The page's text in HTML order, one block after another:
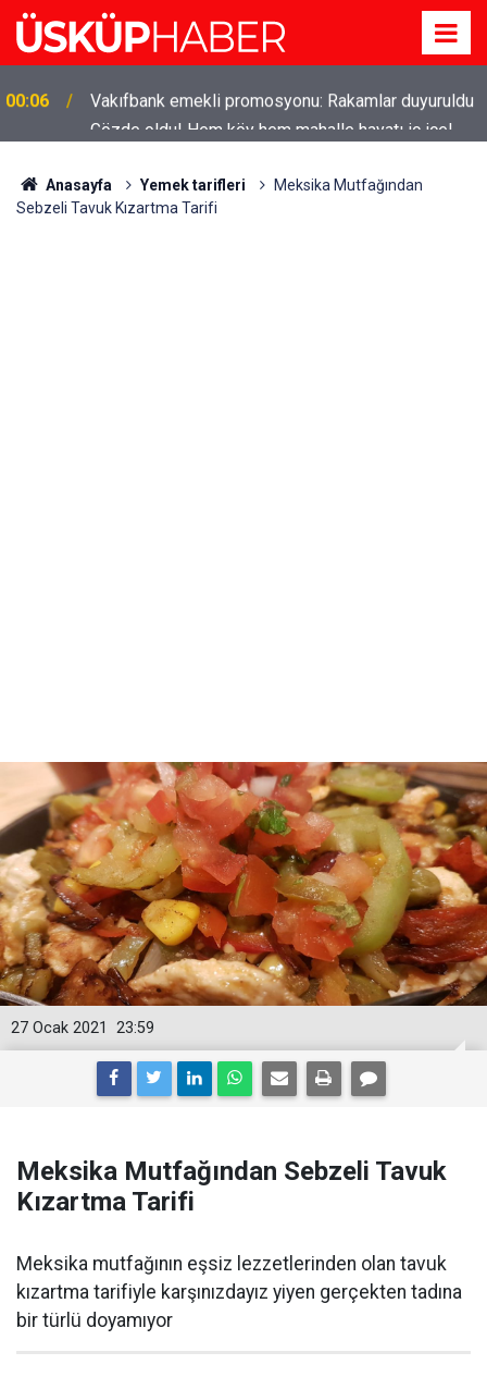
19:21
Gözde oldu! Hem köy hem mahalle hayatı iç içe!
İzmir'deki doğal semt
Anasayfa Yemek tarifleri
Meksika Mutfağından
Sebzeli Tavuk Kızartma Tarifi
23:59
27 Ocak 2021
Meksika Mutfağından Sebzeli Tavuk
Kızartma Tarifi
Meksika mutfağının eşsiz lezzetlerinden olan tavuk
kızartma tarifiyle karşınızdayız yiyen gerçekten tadına
bir türlü doyamıyor